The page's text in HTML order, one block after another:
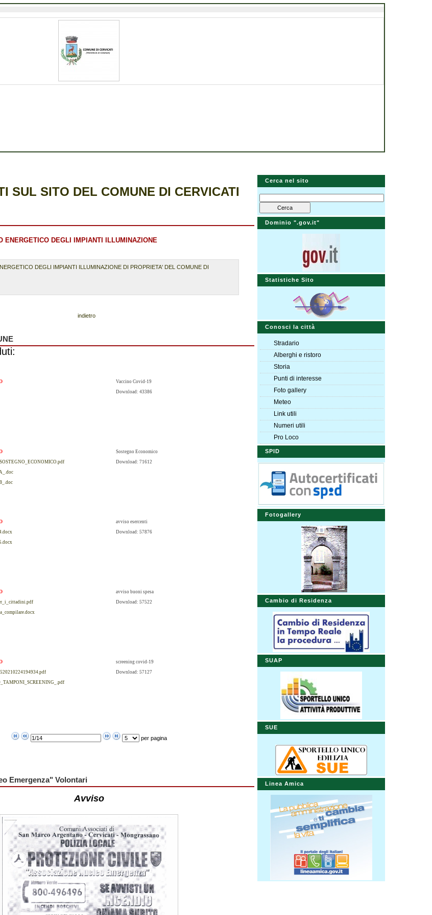
Cerca nel sito
Dominio ".gov.it"
Statistiche Sito
Conosci la città
Stradario
Alberghi e ristoro
Storia
Punti di interesse
Foto gallery
Meteo
Link utili
Numeri utili
Pro Loco
SPID
Fotogallery
Cambio di Residenza
SUAP
SUE
Linea Amica
SUL SITO DEL COMUNE DI CERVICATI
ENERGETICO DEGLI IMPIANTI ILLUMINAZIONE
DEGLI IMPIANTI ILLUMINAZIONE DI PROPRIETA' DEL COMUNE DI
indietro
Vaccino Covid-19
Download: 43386
Sostegno Economico
Download: 71612
avviso esercenti
Download: 57876
avviso buoni spesa
Download: 57522
screening covid-19
Download: 57127
per pagina
Emergenza" Volontari
Avviso